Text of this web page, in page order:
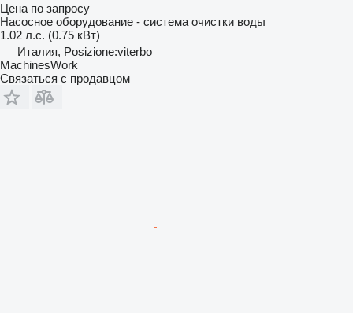
Цена по запросу
Насосное оборудование - система очистки воды
1.02 л.с. (0.75 кВт)
Италия, Posizione:viterbo
MachinesWork
Связаться с продавцом